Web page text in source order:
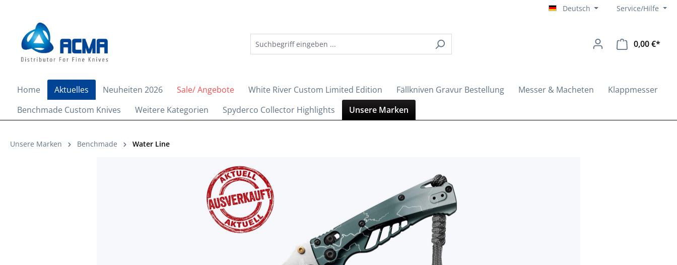
Deutsch Service/Hilfe
0,00 €*
Home Aktuelles Neuheiten 2026 Sale/ Angebote White River Custom Limited Edition Fällkniven Gravur Bestellung Messer & Macheten
Klappmesser
Benchmade Custom Knives
Weitere Kategorien Spyderco Collector Highlights Unsere Marken
Unsere Marken Benchmade Water Line